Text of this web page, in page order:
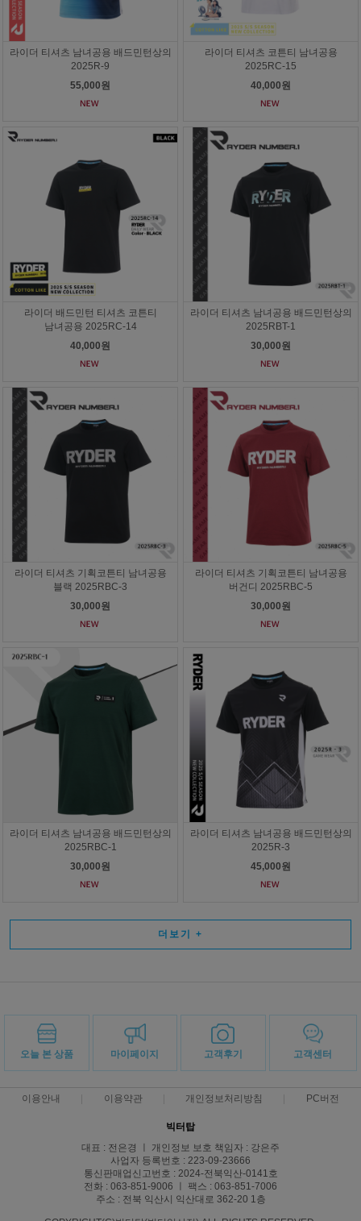
라이더 티셔츠 남녀공용 배드민턴상의
2025R-9
55,000원
라이더 티셔츠 코튼티 남녀공용
2025RC-15
40,000원
라이더 배드민턴 티셔츠 코튼티
남녀공용 2025RC-14
40,000원
라이더 티셔츠 남녀공용 배드민턴상의
2025RBT-1
30,000원
라이더 티셔츠 기획코튼티 남녀공용
블랙 2025RBC-3
30,000원
라이더 티셔츠 기획코튼티 남녀공용
버건디 2025RBC-5
30,000원
라이더 티셔츠 남녀공용 배드민턴상의
2025RBC-1
30,000원
라이더 티셔츠 남녀공용 배드민턴상의
2025R-3
45,000원
더보기 +
오늘 본 상품 마이페이지 고객후기 고객센터
이용안내 이용약관 개인정보처리방침 PC버전
빅터탑
대표 : 전은경 ㅣ 개인정보 보호 책임자 : 강은주
사업자 등록번호 : 223-09-23666
통신판매업신고번호 : 2024-전북익산-0141호
전화 : 063-851-9006 ㅣ 팩스 : 063-851-7006
주소 : 전북 익산시 익산대로 362-20 1층